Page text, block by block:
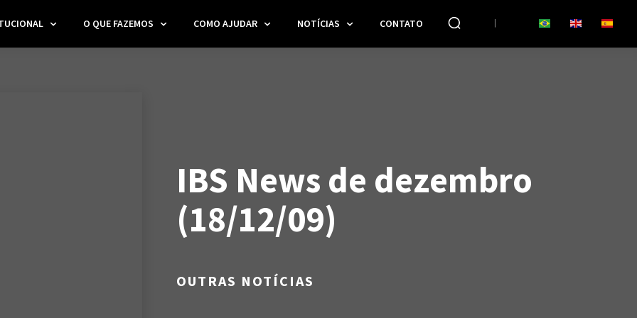
O QUE FAZEMOS COMO AJUDAR NOTÍCIAS CONTATO
IBS News de dezembro
(18/12/09)
OUTRAS NOTÍCIAS